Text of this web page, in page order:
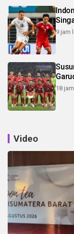
9 jam
18
Video